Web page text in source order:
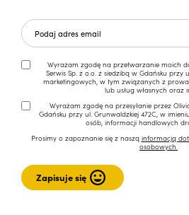
Wyrażam zgodę na przetwarzanie moich
Serwis Sp. z o.o. z siedzibą w Gdańsku przy
marketingowych, w tym związanych z
lub usług własnych oraz
Wyrażam zgodę na przesyłanie przez
Gdańsku przy ul. Grunwaldzkiej 472C, w
osób, informacji handlowych
Prosimy o zapoznanie się z naszą informacją
osobowych.